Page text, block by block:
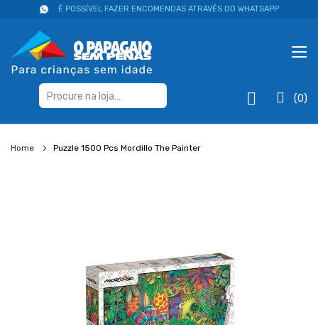
É POSSÍVEL FAZER ENCOMENDAS ATRAVÉS DO WHATSAPP
(0)
Home Puzzle 1500 Pcs Mordillo The Painter